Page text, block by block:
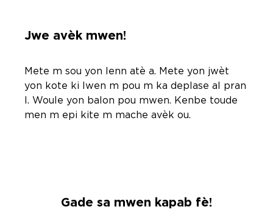
Jwe avèk mwen!
Mete m sou yon lenn atè a. Mete yon jwèt
yon kote ki lwen m pou m ka deplase al pran
l. Woule yon balon pou mwen. Kenbe toude
men m epi kite m mache avèk ou.
Gade sa mwen kapab fè!